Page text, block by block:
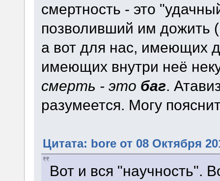
смертность - это
позволивший им дожить
а вот для нас, имеющих
имеющих внутри неё
смерть - это баг.
разумеется. Могу
Цитата: bore от 08 Октября
Вот и вся "научность".